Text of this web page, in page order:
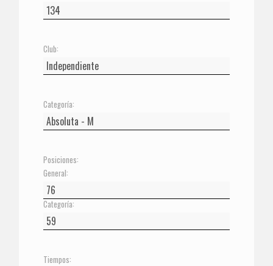
Club:
Categoría:
Posiciones:
General:
Categoría:
Tiempos: